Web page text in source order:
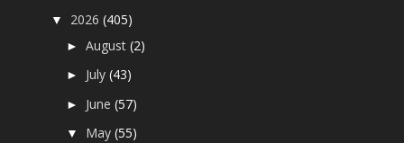
▼ 2026(405)
►August(2)
► July(43)
► June(57)
▼ May(55)